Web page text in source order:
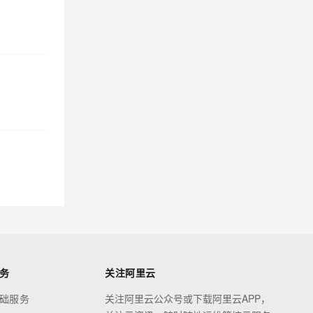
服务
关注阿里云
关注阿里云公众号或下载阿里云APP，